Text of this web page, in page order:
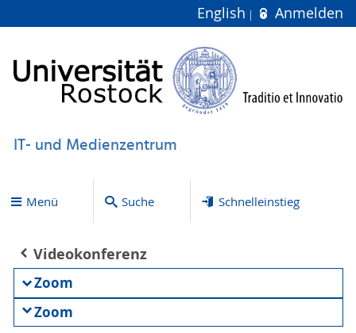
English Anmelden
IT- und Medienzentrum
Menü Suche Schnelleinstieg
Videokonferenz
Zoom
Zoom